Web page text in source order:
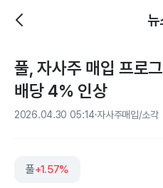
뉴
풀, 자사주 매입 프로
배당 4% 인상
2026.04.30 05:14 자사주매입/소각
풀+1.57%